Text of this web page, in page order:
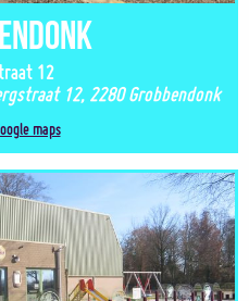
12
12, 2280 Grobbendonk
maps